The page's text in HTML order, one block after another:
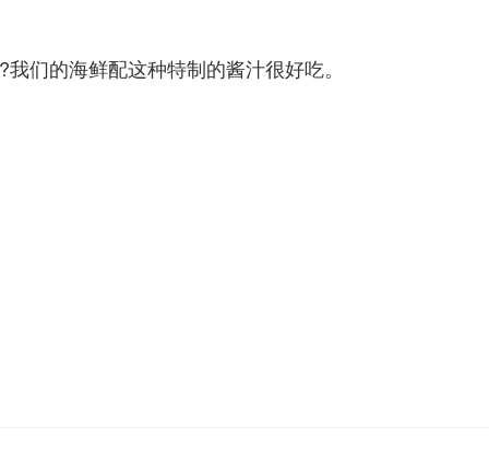
们的海鲜配这种特制的酱汁很好吃。